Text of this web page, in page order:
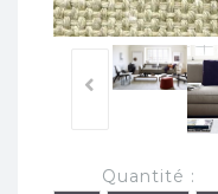
Quantité :